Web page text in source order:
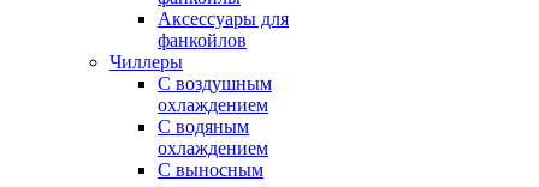
Аксессуары для
фанкойлов
Чиллеры
С воздушным
охлаждением
С водяным
охлаждением
С выносным